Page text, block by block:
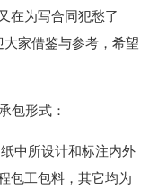
在为写合同犯愁了
家借鉴与参考，希望
承包形式：
中所设计和标注内外
包工包料，其它均为